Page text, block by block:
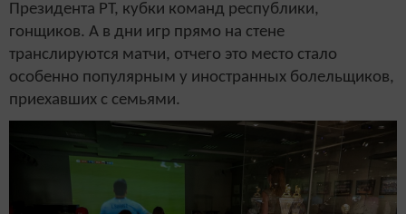
Президента РТ, кубки команд республики,
гонщиков. А в дни игр прямо на стене
транслируются матчи, отчего это место стало
особенно популярным у иностранных болельщиков,
приехавших с семьями.